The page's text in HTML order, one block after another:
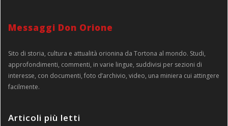
Messaggi Don Orione
Sito di storia, cultura e attualità orionina da Tortona al mondo. Studi,
approfondimenti, commenti, in varie lingue, suddivisi per sezioni di
interesse, con documenti, foto d’archivio, video, una miniera cui attingere
facilmente.
Articoli più letti